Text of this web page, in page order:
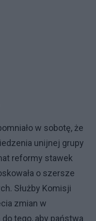
w sobotę, że
unijnej grupy
reformy stawek
o szersze
Służby Komisji
zmian w
tego, aby państwa